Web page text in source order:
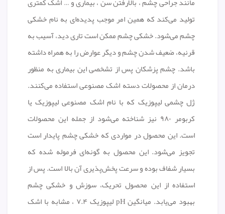
تولید می‌کند که همین امر موجب پدیده‌ای به نام خشکی
چشم می‌شود. خشکی چشم ممکن است تاری دید، آسیب به
قرنیه، ضعیف شدن چشم و دیگر عوارض را به همراه داشته
باشد. چشم پزشکان پس از تشخصی این بیماری به منظور
درمان از محصولات دسته اشک مصنوعی استفاده می‌کنند.
ژل چشمی لیپوزیک که با نام اشک مصنوعی لیپوزیک یا
کربومر ۹۸۰ نیز شناخته می‌شود از جمله این محصولات
است. این محصول در مواردی که خشکی چشم پایدار است
تجویز می‌شود. این محصول به گونه‌ای فرموله شده که
بسیار شفاف بوده و سرعت پخش‌پذیری آن بالا است. پس از
استفاده از این محصول تحریک، سوزش و خشکی چشم
بهبود می‌یابد. میانگین pH لیپوزیک ۷.۴ ، مشابه با اشک